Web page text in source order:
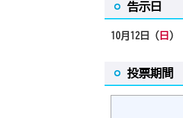
告示日
10月12日（ 日 ）
投票期間